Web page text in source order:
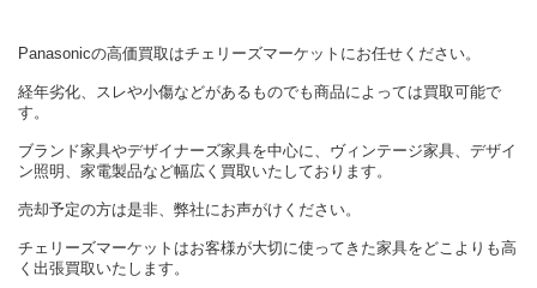
Panasonicの高価買取はチェリーズマーケットにお任せください。
経年劣化、スレや小傷などがあるものでも商品によっては買取可能で
す。
ブランド家具やデザイナーズ家具を中心に、ヴィンテージ家具、デザイ
ン照明、家電製品など幅広く買取いたしております。
売却予定の方は是非、弊社にお声がけください。
チェリーズマーケットはお客様が大切に使ってきた家具をどこよりも高
く出張買取いたします。